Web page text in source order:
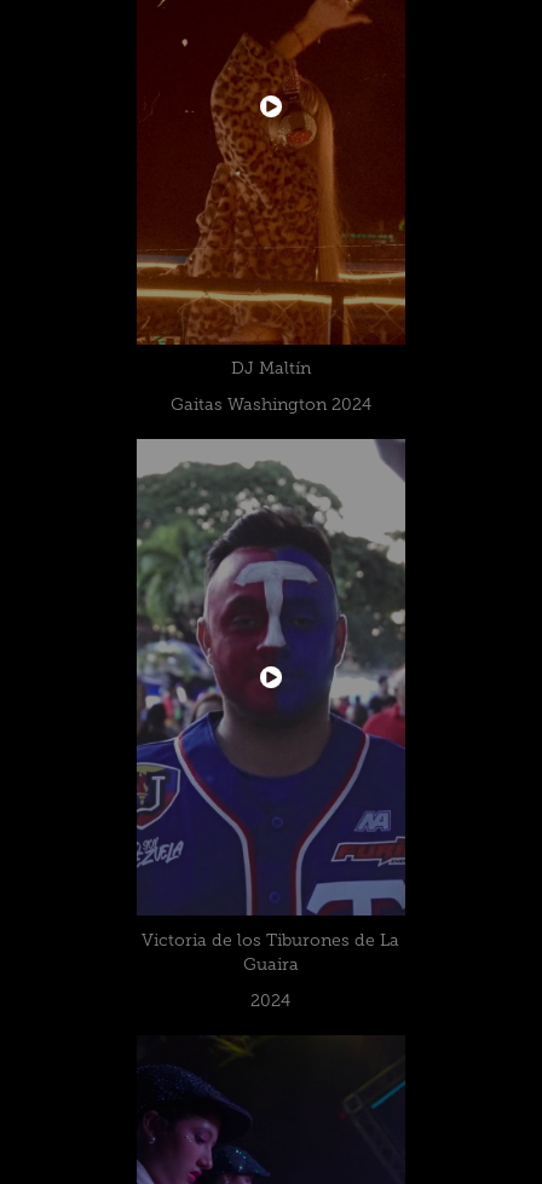
DJ Maltín
Gaitas Washington 2024
Victoria de los Tiburones de La
Guaira
2024